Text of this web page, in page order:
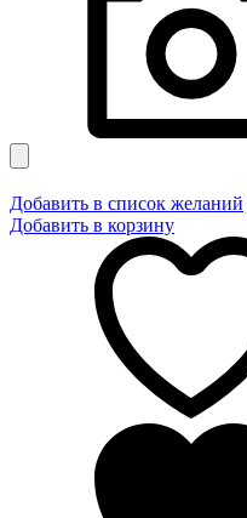
Добавить в список желаний
Добавить в корзину